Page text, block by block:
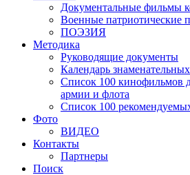
Документальные фильмы
Военные патриотические
ПОЭЗИЯ
Методика
Руководящие документы
Календарь
Список 100 кинофильмов
армии и флота
Список 100
Фото
ВИДЕО
Контакты
Партнеры
Поиск